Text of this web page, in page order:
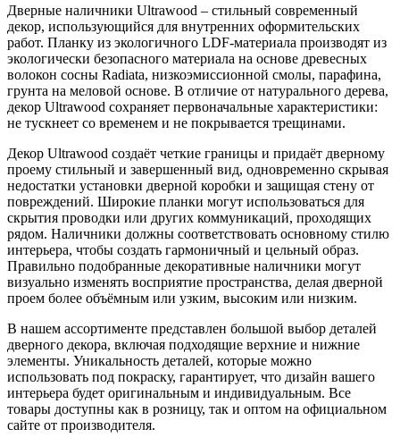
Дверные наличники Ultrawood – стильный современный
декор, использующийся для внутренних оформительских
работ. Планку из экологичного LDF-материала производят из
экологически безопасного материала на основе древесных
волокон сосны Radiata, низкоэмиссионной смолы, парафина,
грунта на меловой основе. В отличие от натурального дерева,
декор Ultrawood сохраняет первоначальные характеристики:
не тускнеет со временем и не покрывается трещинами.
Декор Ultrawood создаёт четкие границы и придаёт дверному
проему стильный и завершенный вид, одновременно скрывая
недостатки установки дверной коробки и защищая стену от
повреждений. Широкие планки могут использоваться для
скрытия проводки или других коммуникаций, проходящих
рядом. Наличники должны соответствовать основному стилю
интерьера, чтобы создать гармоничный и цельный образ.
Правильно подобранные декоративные наличники могут
визуально изменять восприятие пространства, делая дверной
проем более объёмным или узким, высоким или низким.
В нашем ассортименте представлен большой выбор деталей
дверного декора, включая подходящие верхние и нижние
элементы. Уникальность деталей, которые можно
использовать под покраску, гарантирует, что дизайн вашего
интерьера будет оригинальным и индивидуальным. Все
товары доступны как в розницу, так и оптом на официальном
сайте от производителя.